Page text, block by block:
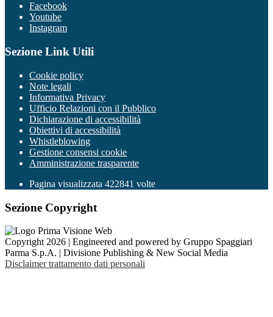
Facebook
Youtube
Instagram
Sezione Link Utili
Cookie policy
Note legali
Informativa Privacy
Ufficio Relazioni con il Pubblico
Dichiarazione di accessibilità
Obiettivi di accessibilità
Whistleblowing
Gestione consensi cookie
Amministrazione trasparente
Pagina visualizzata 422841 volte
Sezione Copyright
Copyright 2026 | Engineered and powered by Gruppo Spaggiari
Parma S.p.A. | Divisione Publishing & New Social Media
Disclaimer trattamento dati personali